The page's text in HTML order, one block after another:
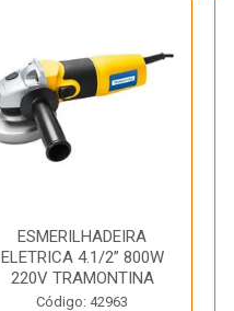
ESMERILHADEIRA
ELETRICA 4.1/2” 800W
220V TRAMONTINA
Código: 42963